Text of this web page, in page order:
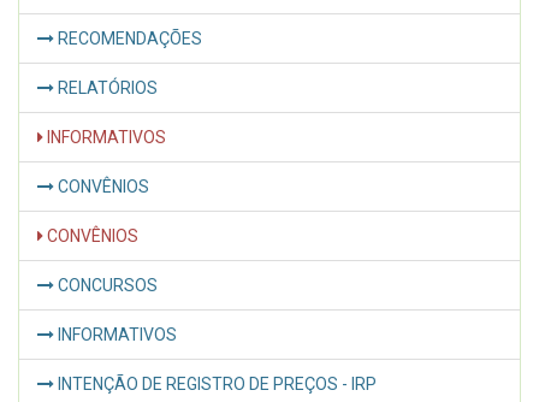
RECOMENDAÇÕES
RELATÓRIOS
INFORMATIVOS
CONVÊNIOS
CONVÊNIOS
CONCURSOS
INFORMATIVOS
INTENÇÃO DE REGISTRO DE PREÇOS - IRP